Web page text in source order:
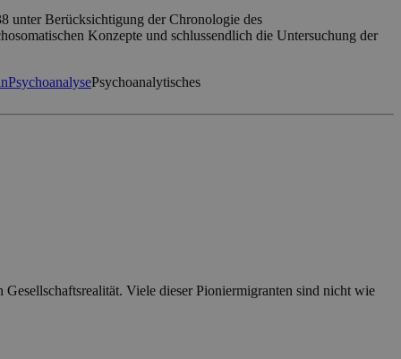
unter Berücksichtigung der Chronologie des
Konzepte und schlussendlich die Untersuchung der
PsychoanalysePsychoanalytisches
Viele dieser Pioniermigranten sind nicht wie